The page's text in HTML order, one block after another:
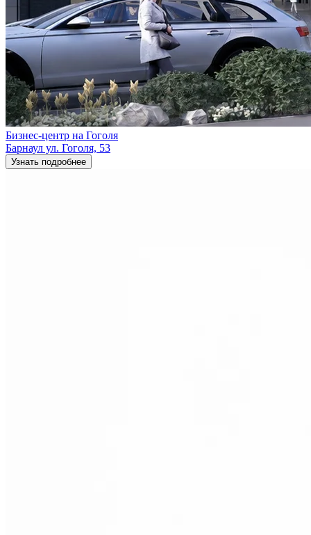
Бизнес-центр на Гоголя
Барнаул ул. Гоголя, 53
Узнать подробнее